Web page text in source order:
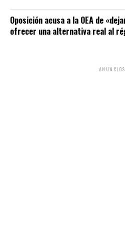
Oposición acusa a la OEA de
ofrecer una alternativa real al
ANUNCIOS